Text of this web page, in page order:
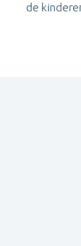
de